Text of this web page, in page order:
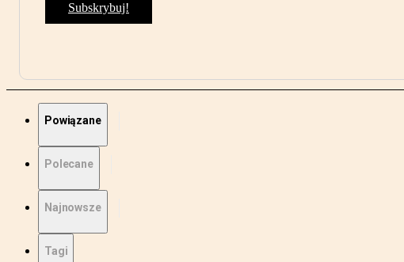
Subskrybuj!
Powiązane
Polecane
Najnowsze
Tagi